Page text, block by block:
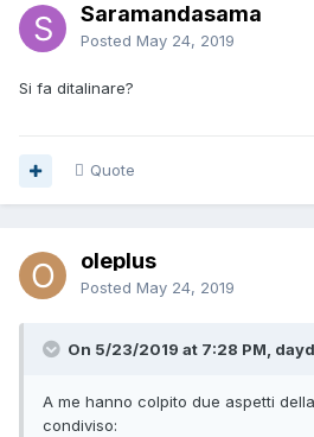
Saramandasama
Posted May 24, 2019
Si fa ditalinare?
Quote
oleplus
Posted May 24, 2019
On 5/23/2019 at 7:28 PM,
A me hanno colpito due aspetti
condiviso: